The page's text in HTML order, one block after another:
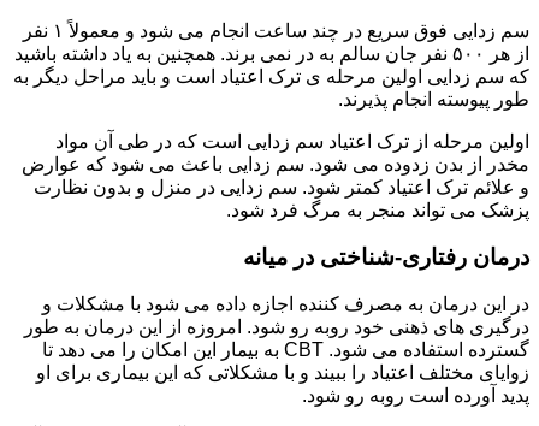
سم زدایی فوق سریع در چند ساعت انجام می شود و معمولاً ۱ نفر
از هر ۵۰۰ نفر جان سالم به در نمی برند. همچنین به یاد داشته باشید
که سم زدایی اولین مرحله ی ترک اعتیاد است و باید مراحل دیگر به
طور پیوسته انجام پذیرند.
اولین مرحله از ترک اعتیاد سم زدایی است که در طی آن مواد
مخدر از بدن زدوده می شود. سم زدایی باعث می شود که عوارض
و علائم ترک اعتیاد کمتر شود. سم زدایی در منزل و بدون نظارت
پزشک می تواند منجر به مرگ فرد شود.
درمان رفتاری-شناختی در میانه
در این درمان به مصرف کننده اجازه داده می شود با مشکلات و
درگیری های ذهنی خود روبه رو شود. امروزه از این درمان به طور
گسترده استفاده می شود. CBT به بیمار این امکان را می دهد تا
زوایای مختلف اعتیاد را ببیند و با مشکلاتی که این بیماری برای او
پدید آورده است روبه رو شود.